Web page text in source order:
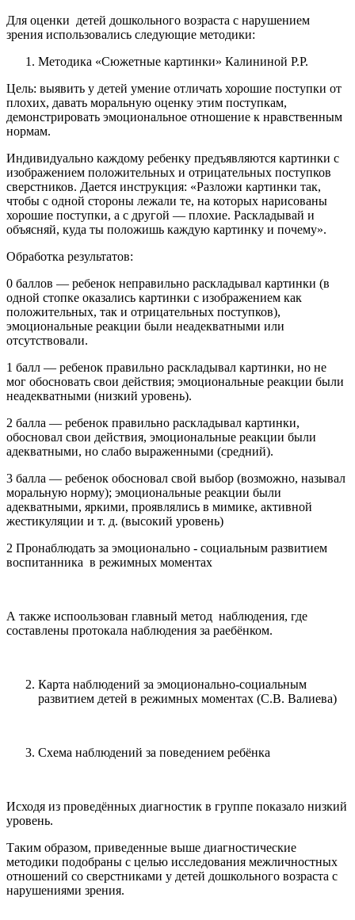
Для оценки детей дошкольного возраста с нарушением
зрения использовались следующие методики:
Методика «Сюжетные картинки» Калининой Р.Р.
Цель: выявить у детей умение отличать хорошие поступки от
плохих, давать моральную оценку этим поступкам,
демонстрировать эмоциональное отношение к нравственным
нормам.
Индивидуально каждому ребенку предъявляются картинки с
изображением положительных и отрицательных поступков
сверстников. Дается инструкция: «Разложи картинки так,
чтобы с одной стороны лежали те, на которых нарисованы
хорошие поступки, а с другой — плохие. Раскладывай и
объясняй, куда ты положишь каждую картинку и почему».
Обработка результатов:
0 баллов — ребенок неправильно раскладывал картинки (в
одной стопке оказались картинки с изображением как
положительных, так и отрицательных поступков),
эмоциональные реакции были неадекватными или
отсутствовали.
1 балл — ребенок правильно раскладывал картинки, но не
мог обосновать свои действия; эмоциональные реакции были
неадекватными (низкий уровень).
2 балла — ребенок правильно раскладывал картинки,
обосновал свои действия, эмоциональные реакции были
адекватными, но слабо выраженными (средний).
3 балла — ребенок обосновал свой выбор (возможно, называл
моральную норму); эмоциональные реакции были
адекватными, яркими, проявлялись в мимике, активной
жестикуляции и т. д. (высокий уровень)
2 Пронаблюдать за эмоционально - социальным развитием
воспитанника в режимных моментах
А также испоользован главный метод наблюдения, где
составлены протокала наблюдения за раебёнком.
Карта наблюдений за эмоционально-социальным
развитием детей в режимных моментах (С.В. Валиева)
Схема наблюдений за поведением ребёнка
Исходя из проведённых диагностик в группе показало низкий
уровень.
Таким образом, приведенные выше диагностические
методики подобраны с целью исследования межличностных
отношений со сверстниками у детей дошкольного возраста с
нарушениями зрения.